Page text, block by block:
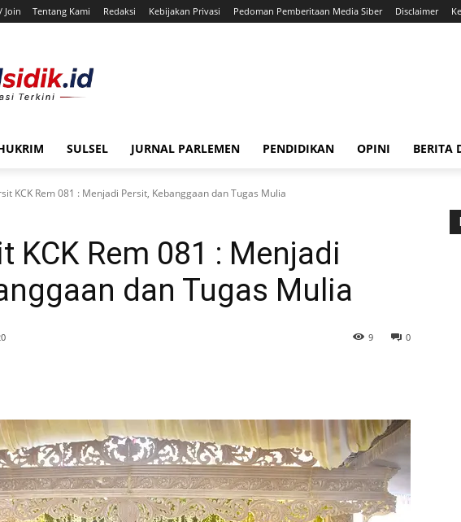
Join Tentang Kami Redaksi Kebijakan Privasi Pedoman Pemberitaan Media Siber Disclaimer
SULSEL JURNAL PARLEMEN PENDIDIKAN OPINI BERITA
KCK Rem 081 : Menjadi Persit, Kebanggaan dan Tugas Mulia
KCK Rem 081 : Menjadi
dan Tugas Mulia
0
9